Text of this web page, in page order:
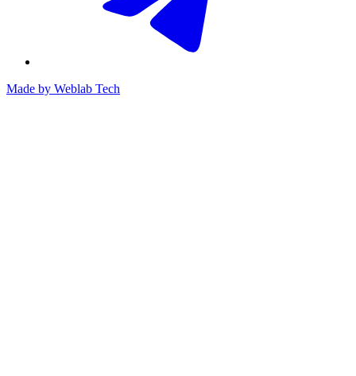
Made by Weblab Tech